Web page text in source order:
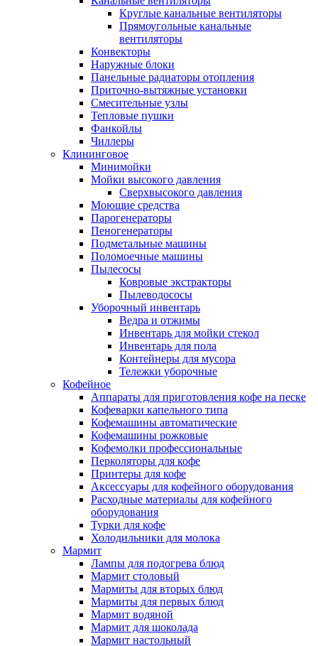
Круглые канальные вентиляторы
Прямоугольные канальные
вентиляторы
Конвекторы
Наружные блоки
Панельные радиаторы отопления
Приточно-вытяжные установки
Смесительные узлы
Тепловые пушки
Фанкойлы
Чиллеры
Клининговое
Минимойки
Мойки высокого давления
Сверхвысокого давления
Моющие средства
Парогенераторы
Пеногенераторы
Подметальные машины
Поломоечные машины
Пылесосы
Ковровые экстракторы
Пылеводососы
Уборочный инвентарь
Ведра и отжимы
Инвентарь для мойки стекол
Инвентарь для пола
Контейнеры для мусора
Тележки уборочные
Кофейное
Аппараты для приготовления кофе на песке
Кофеварки капельного типа
Кофемашины автоматические
Кофемашины рожковые
Кофемолки профессиональные
Перколяторы для кофе
Принтеры для кофе
Аксессуары для кофейного оборудования
Расходные материалы для кофейного
оборудования
Турки для кофе
Холодильники для молока
Мармит
Лампы для подогрева блюд
Мармит столовый
Мармиты для вторых блюд
Мармиты для первых блюд
Мармит водяной
Мармит для шоколада
Мармит настольный